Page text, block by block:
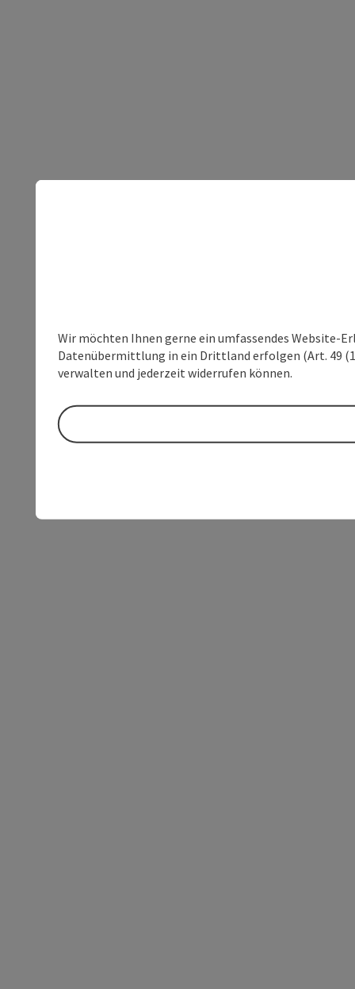
Wir möchten Ihnen gerne ein umfassendes Website-
Datenübermittlung in ein Drittland erfolgen (Art. 49
verwalten und jederzeit widerrufen können.